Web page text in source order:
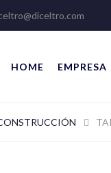
HOME EMPRESA